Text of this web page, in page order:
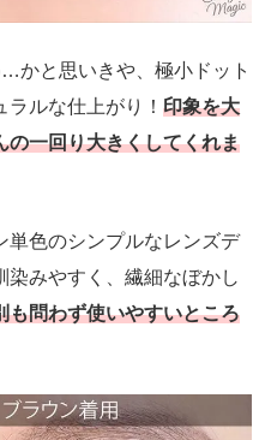
かと思いきや、極小ドット
ルな仕上がり！ 印象を大
の一回り大きくしてくれま
単色のシンプルなレンズデ
みやすく、繊細なぼかし
も問わず使いやすいところ